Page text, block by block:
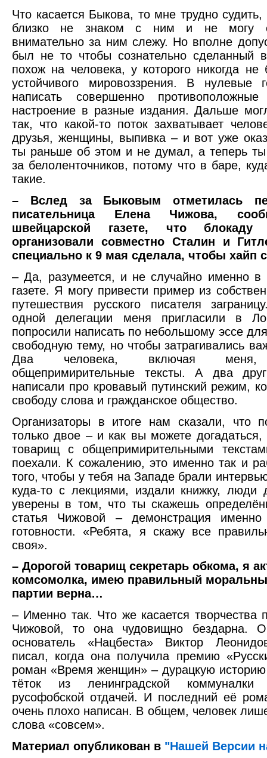
Что касается Быкова, то мне трудно
близко не знаком с ним и не могу
внимательно за ним слежу. Но вполне
был не то чтобы сознательно сделанный
похож на человека, у которого никогда не
устойчивого мировоззрения. В нулевые
написать совершенно
настроение в разные издания. Дальше
так, что какой-то поток захватывает
друзья, женщины, выпивка – и вот уже
ты раньше об этом и не думал, а теперь ты
за белоленточников, потому что в баре,
такие.
– Вслед за Быковым отметилась
писательница Елена Чижова,
швейцарской газете, что блокаду
организовали совместно Сталин и
специально к 9 мая сделала, чтобы хайп
– Да, разумеется, и не случайно именно в
газете. Я могу привести пример из
путешествия русского писателя
одной делегации меня пригласили в
попросили написать по небольшому эссе
свободную тему, но чтобы затрагивались
Два человека, включая меня,
общепримирительные тексты. А два
написали про кровавый путинский режим,
свободу слова и гражданское общество.
Организаторы в итоге нам сказали, что
только двое – и как вы можете
товарищ с общепримирительными
поехали. К сожалению, это именно так и
того, чтобы у тебя на Западе брали
куда-то с лекциями, издали книжку, люди
уверены в том, что ты скажешь
статья Чижовой – демонстрация
готовности. «Ребята, я скажу все
своя».
– Дорогой товарищ секретарь обкома, я
комсомолка, имею правильный
партии верна…
– Именно так. Что же касается творчества
Чижовой, то она чудовищно бездарна.
основатель «Нацбеста» Виктор
писал, когда она получила премию
роман «Время женщин» – дурацкую историю
тёток из ленинградской
русофобской отдачей. И последний её
очень плохо написан. В общем, человек
слова «совсем».
Материал опубликован в "Нашей Версии